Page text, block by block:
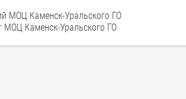
МОЦ Каменск-Уральского ГО
МОЦ Каменск-Уральского ГО